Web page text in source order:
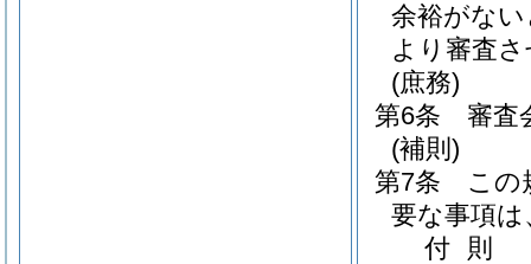
余裕がな
より審査
(庶務)
第6条
審査
(補則)
第7条
この
要な事項
付 則